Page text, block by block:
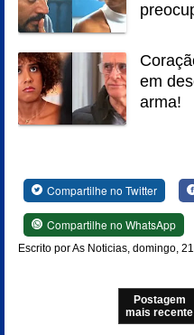
em
arma!
Compartilhe no Twitter
Compartilhe no WhatsApp
Escrito por As Noticias, domingo,
Postagem
mais recente